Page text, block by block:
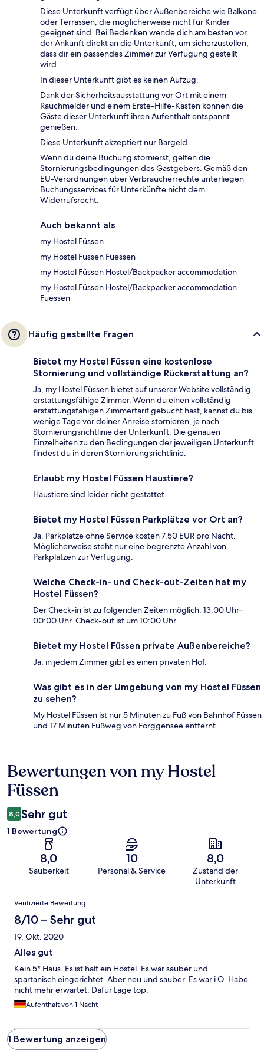
Diese Unterkunft verfügt über Außenbereiche wie Balkone
oder Terrassen, die möglicherweise nicht für Kinder
geeignet sind. Bei Bedenken wende dich am besten vor
der Ankunft direkt an die Unterkunft, um sicherzustellen,
dass dir ein passendes Zimmer zur Verfügung gestellt
wird.
In dieser Unterkunft gibt es keinen Aufzug.
Dank der Sicherheitsausstattung vor Ort mit einem
Rauchmelder und einem Erste-Hilfe-Kasten können die
Gäste dieser Unterkunft ihren Aufenthalt entspannt
genießen.
Diese Unterkunft akzeptiert nur Bargeld.
Wenn du deine Buchung stornierst, gelten die
Stornierungsbedingungen des Gastgebers. Gemäß den
EU-Verordnungen über Verbraucherrechte unterliegen
Buchungsservices für Unterkünfte nicht dem
Widerrufsrecht.
Auch bekannt als
my Hostel Füssen
my Hostel Füssen Fuessen
my Hostel Füssen Hostel/Backpacker accommodation
my Hostel Füssen Hostel/Backpacker accommodation
Fuessen
Häufig gestellte Fragen
Bietet my Hostel Füssen eine kostenlose
Stornierung und vollständige Rückerstattung an?
Ja, my Hostel Füssen bietet auf unserer Website vollständig
erstattungsfähige Zimmer. Wenn du einen vollständig
erstattungsfähigen Zimmertarif gebucht hast, kannst du bis
wenige Tage vor deiner Anreise stornieren, je nach
Stornierungsrichtlinie der Unterkunft. Die genauen
Einzelheiten zu den Bedingungen der jeweiligen Unterkunft
findest du in deren Stornierungsrichtlinie.
Erlaubt my Hostel Füssen Haustiere?
Haustiere sind leider nicht gestattet.
Bietet my Hostel Füssen Parkplätze vor Ort an?
Ja. Parkplätze ohne Service kosten 7.50 EUR pro Nacht.
Möglicherweise steht nur eine begrenzte Anzahl von
Parkplätzen zur Verfügung.
Welche Check-in- und Check-out-Zeiten hat my
Hostel Füssen?
Der Check-in ist zu folgenden Zeiten möglich: 13:00 Uhr–
00:00 Uhr. Check-out ist um 10:00 Uhr.
Bietet my Hostel Füssen private Außenbereiche?
Ja, in jedem Zimmer gibt es einen privaten Hof.
Was gibt es in der Umgebung von my Hostel Füssen
zu sehen?
My Hostel Füssen ist nur 5 Minuten zu Fuß von Bahnhof Füssen
und 17 Minuten Fußweg von Forggensee entfernt.
Bewertungen
Bewertungen von my Hostel
Füssen
8,0 Sehr gut
1 Bewertung
8,0
Sauberkeit
10
Personal & Service
8,0
Zustand der
Unterkunft
Bewertungen
Verifizierte Bewertung
8/10 – Sehr gut
19. Okt. 2020
Alles gut
Kein 5* Haus. Es ist halt ein Hostel. Es war sauber und
spartanisch eingerichtet. Aber neu und sauber. Es war i.O. Habe
nicht mehr erwartet. Dafür Lage top.
Aufenthalt von 1 Nacht
1 Bewertung anzeigen